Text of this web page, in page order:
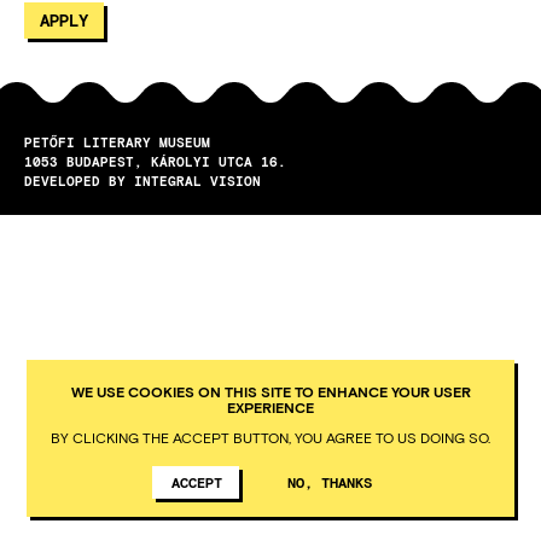
PETŐFI LITERARY MUSEUM
1053
BUDAPEST
KÁROLYI UTCA 16.
DEVELOPED BY INTEGRAL VISION
WE USE COOKIES ON THIS SITE TO ENHANCE YOUR USER
EXPERIENCE
BY CLICKING THE ACCEPT BUTTON, YOU AGREE TO US DOING SO.
ACCEPT NO, THANKS